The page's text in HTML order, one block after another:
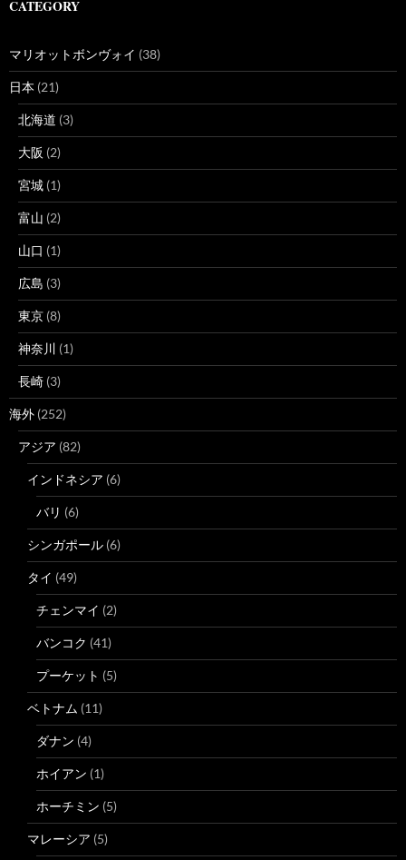
CATEGORY
マリオットボンヴォイ (38)
日本 (21)
北海道 (3)
大阪 (2)
宮城 (1)
富山 (2)
山口 (1)
広島 (3)
東京 (8)
神奈川 (1)
長崎 (3)
海外 (252)
アジア (82)
インドネシア (6)
バリ (6)
シンガポール (6)
タイ (49)
チェンマイ (2)
バンコク (41)
プーケット (5)
ベトナム (11)
ダナン (4)
ホイアン (1)
ホーチミン (5)
マレーシア (5)